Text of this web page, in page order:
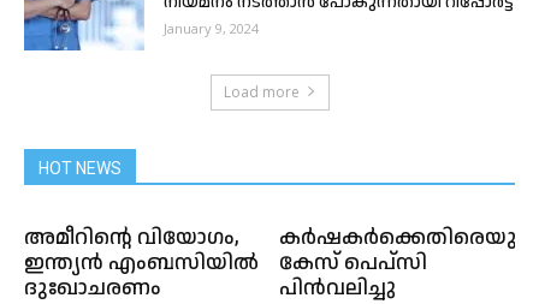
January 9, 2024
Load more
HOT NEWS
അമീറിൻ്റെ വിയോഗം,
ഇന്ത്യൻ എംബസിയിൽ
ദുഃഖാചരണം
കേസ് പെപ്സി
പിൻവലിച്ചു